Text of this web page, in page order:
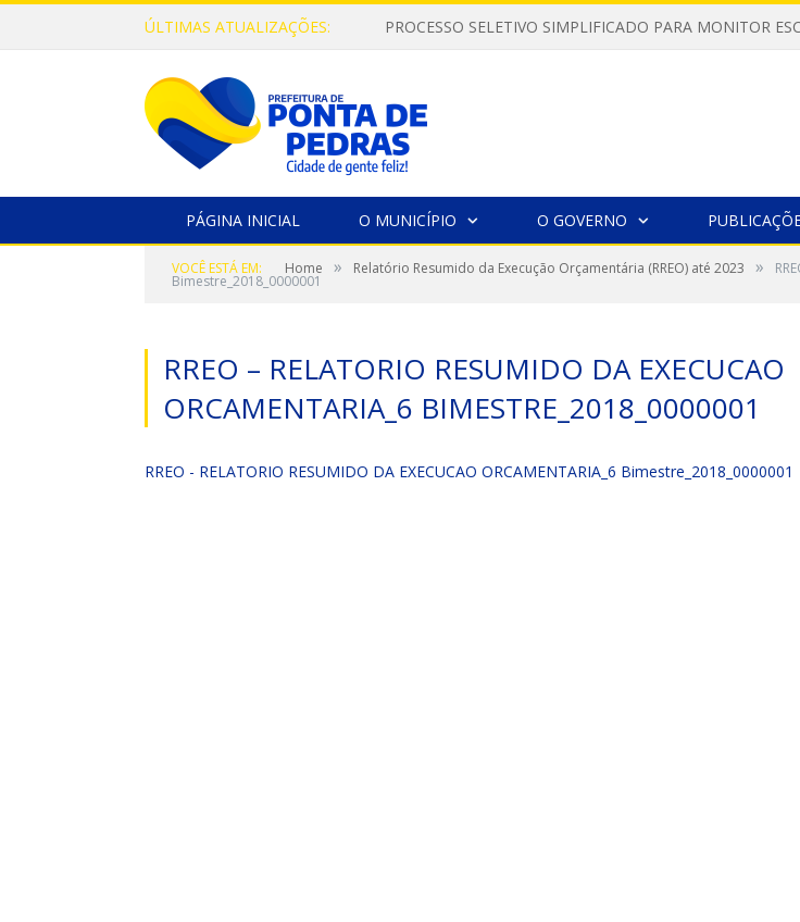
ÚLTIMAS ATUALIZAÇÕES: PROCESSO SELETIVO SIMPLIFICADO PARA MONITOR
PÁGINA INICIAL O MUNICÍPIO O GOVERNO
VOCÊ ESTÁ EM: Home » Relatório Resumido da Execução Orçamentária (RREO) até 2023 »
Bimestre_2018_0000001
RREO – RELATORIO RESUMIDO DA EXECUCAO
ORCAMENTARIA_6 BIMESTRE_2018_0000001
RREO - RELATORIO RESUMIDO DA EXECUCAO ORCAMENTARIA_6 Bimestre_2018_0000001